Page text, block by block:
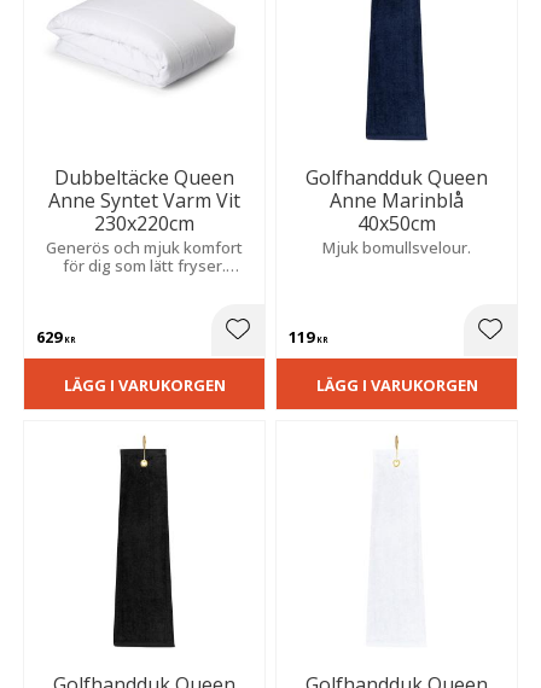
Dubbeltäcke Queen
Anne Syntet Varm Vit
230x220cm
Generös och mjuk komfort
för dig som lätt fryser.
629KR Lägg till i favoriter
LÄGG I VARUKORGEN
Golfhandduk Queen
Anne Marinblå
40x50cm
Mjuk bomullsvelour.
119KR
LÄGG I VARUKORGEN